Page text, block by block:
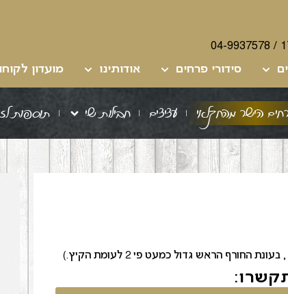
/
04-9937578
סידורי פרחים אודותינו מועדון
הישר מהחקלאי עציצים חבילות שי תוספות
החורף הראש גדול כמעט פי 2 לעומת הקיץ.)